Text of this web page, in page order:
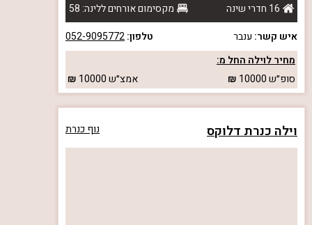
16 חדרי שינה
מקסימום אורחים ללינה: 58
איש קשר: ענבר טלפון:052-9095772
מחיר לוילה החל מ:
סופ״ש10000 אמצ״ש10000
וילה כנרת דלוקס נוף כנרת